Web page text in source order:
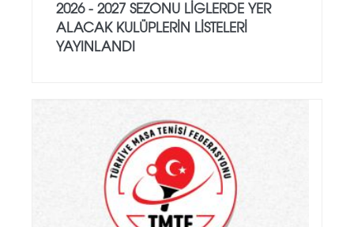
2026 - 2027 SEZONU LIGLERDE YER
ALACAK KULÜPLERIN LISTELERI
YAYINLANDI